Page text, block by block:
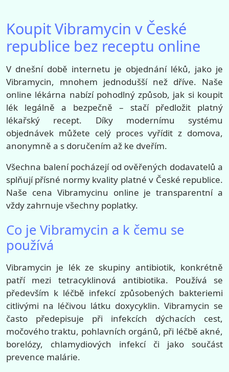
Koupit Vibramycin v České
republice bez receptu online
V dnešní době internetu je objednání léků, jako je
Vibramycin, mnohem jednodušší než dříve. Naše
online lékárna nabízí pohodlný způsob, jak si koupit
lék legálně a bezpečně – stačí předložit platný
lékařský recept. Díky modernímu systému
objednávek můžete celý proces vyřídit z domova,
anonymně a s doručením až ke dveřím.
Všechna balení pocházejí od ověřených dodavatelů a
splňují přísné normy kvality platné v České republice.
Naše cena Vibramycinu online je transparentní a
vždy zahrnuje všechny poplatky.
Co je Vibramycin a k čemu se
používá
Vibramycin je lék ze skupiny antibiotik, konkrétně
patří mezi tetracyklinová antibiotika. Používá se
především k léčbě infekcí způsobených bakteriemi
citlivými na léčivou látku doxycyklin. Vibramycin se
často předepisuje při infekcích dýchacích cest,
močového traktu, pohlavních orgánů, při léčbě akné,
borelózy, chlamydiových infekcí či jako součást
prevence malárie.